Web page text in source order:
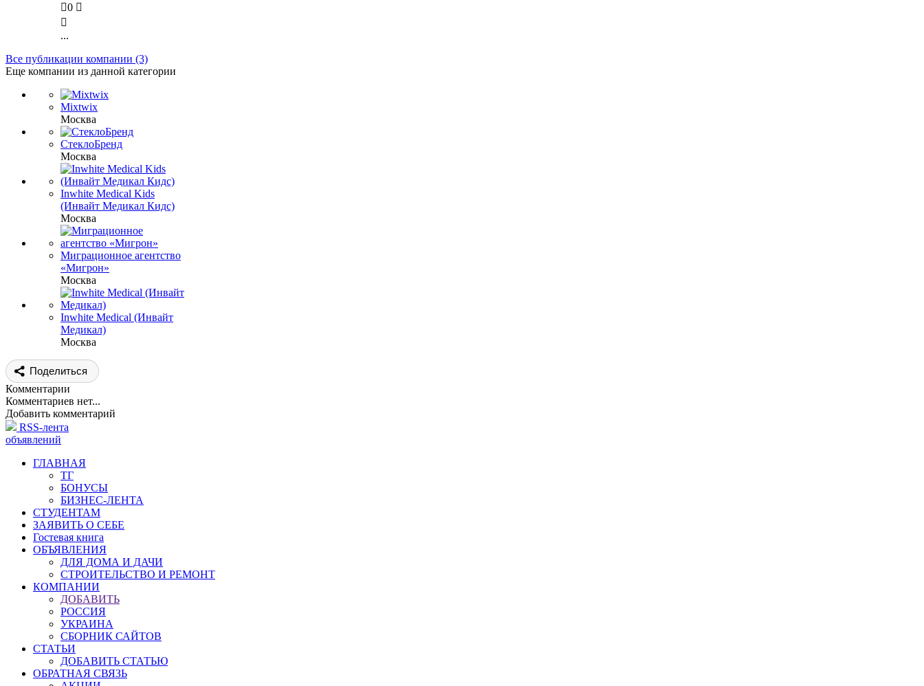
0 

...
Все публикации компании (3)
Еще компании из данной категории
Mixtwix
Москва
СтеклоБренд
Москва
Inwhite Medical Kids
(Инвайт Медикал Кидс)
Москва
Миграционное агентство
«Мигрон»
Москва
Inwhite Medical (Инвайт
Медикал)
Москва
Поделиться
Комментарии
Комментариев нет...
Добавить комментарий
RSS-лента
объявлений
ГЛАВНАЯ
ТГ
БОНУСЫ
БИЗНЕС-ЛЕНТА
СТУДЕНТАМ
ЗАЯВИТЬ О СЕБЕ
Гостевая книга
ОБЪЯВЛЕНИЯ
ДЛЯ ДОМА И ДАЧИ
СТРОИТЕЛЬСТВО И РЕМОНТ
КОМПАНИИ
ДОБАВИТЬ
РОССИЯ
УКРАИНА
СБОРНИК САЙТОВ
СТАТЬИ
ДОБАВИТЬ СТАТЬЮ
ОБРАТНАЯ СВЯЗЬ